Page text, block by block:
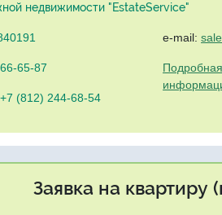
недвижимости "EstateService"
65-87
+7 (812) 244-68-54
e-mail:
Заявка на квартиру